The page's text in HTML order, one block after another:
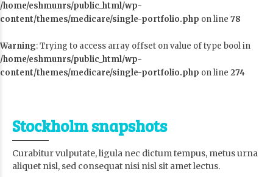
/home/eshmunrs/public_html/wp-
content/themes/medicare/single-portfolio.php on line 78
Warning: Trying to access array offset on value of type bool in
/home/eshmunrs/public_html/wp-
content/themes/medicare/single-portfolio.php on line 274
Stockholm snapshots
Curabitur vulputate, ligula nec dictum tempus, metus urna
aliquet nisl, sed consequat nisi nisl sit amet lectus.